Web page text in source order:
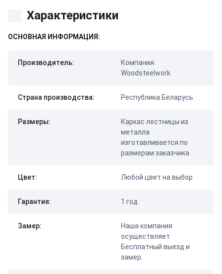
Характеристики
ОСНОВНАЯ ИНФОРМАЦИЯ:
Производитель:
Компания
Woodsteelwork
Страна производства: Республика Беларусь
Размеры:
Каркас лестницы из
металла
изготавливается по
размерам заказчика
Цвет: Любой цвет на выбор
Гарантия: 1 год
Замер:
Наша компания
осуществляет
Бесплатный выезд и
замер.